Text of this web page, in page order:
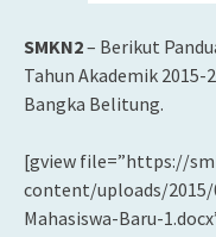
SMKN2– Berikut
Tahun Akademik
Bangka Belitung.
[gview file=”https://
content/uploads/
Mahasiswa-Baru-